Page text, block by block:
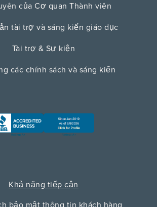
của Cơ quan Thành viên
tài trợ và sáng kiến ​​giáo dục
Tài trợ & Sự kiện
các chính sách và sáng kiến
Khả năng tiếp cận
bảo mật thông tin khách hàng